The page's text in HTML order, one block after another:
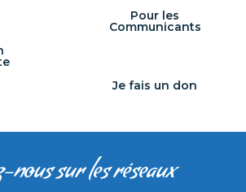
Pour les
Communicants
Je fais un don
nous sur les réseaux